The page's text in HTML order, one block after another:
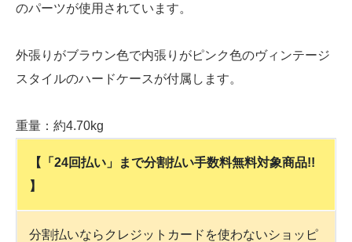
のパーツが使用されています。
外張りがブラウン色で内張りがピンク色のヴィンテージ
スタイルのハードケースが付属します。
重量：約4.70kg
【「24回払い」まで分割払い手数料無料対象商品!!
】
分割払いならクレジットカードを使わないショッピ